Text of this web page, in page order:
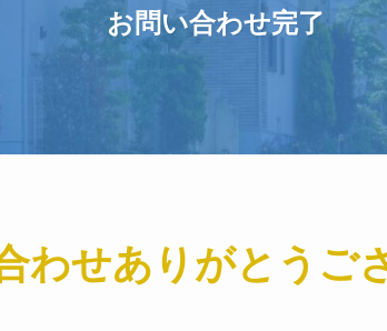
お問い合わせ完了
わせありがとうご